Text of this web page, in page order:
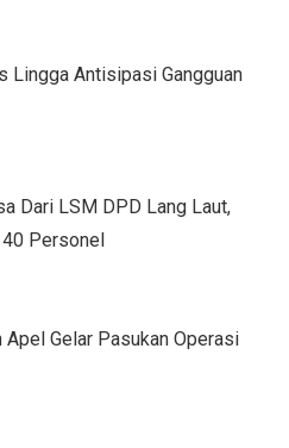
Lingga Antisipasi Gangguan
Dari LSM DPD Lang Laut,
40 Personel
Gelar Pasukan Operasi